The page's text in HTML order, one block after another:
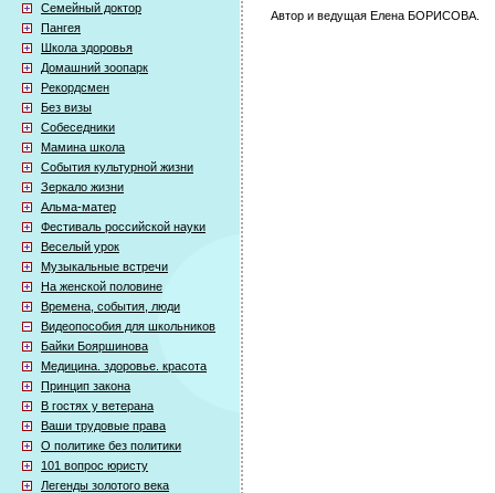
Семейный доктор
Пангея
Школа здоровья
Домашний зоопарк
Рекордсмен
Без визы
Собеседники
Мамина школа
События культурной жизни
Зеркало жизни
Альма-матер
Фестиваль российской науки
Веселый урок
Музыкальные встречи
На женской половине
Времена, события, люди
Видеопособия для школьников
Байки Бояршинова
Медицина. здоровье. красота
Принцип закона
В гостях у ветерана
Ваши трудовые права
О политике без политики
101 вопрос юристу
Легенды золотого века
Автор и ведущая Елена БОРИСОВА.